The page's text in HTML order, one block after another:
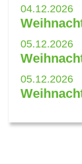
04.12.2026
05.12.2026
05.12.2026